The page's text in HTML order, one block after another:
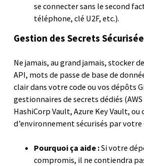
se connecter sans le second
téléphone, clé U2F, etc.).
Gestion des Secrets
Ne jamais, au grand jamais, stocker
API, mots de passe de base de
clair dans votre code ou vos dépôts
gestionnaires de secrets dédiés
HashiCorp Vault, Azure Key Vault, ou
d’environnement sécurisés par votre
Pourquoi ça aide :Si votre
compromis, il ne contiendra